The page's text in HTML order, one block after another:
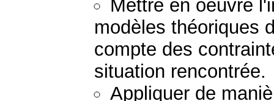
Mettre en oeuvre
modèles théoriques
compte des
situation rencontrée.
Appliquer de